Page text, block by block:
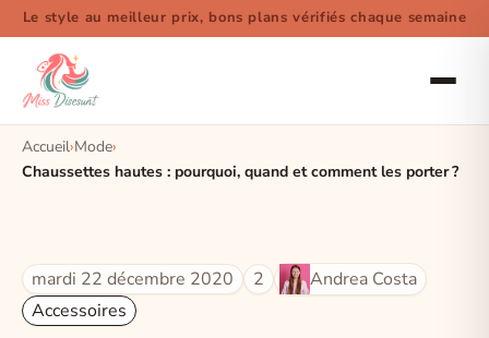
Le style au meilleur prix, bons plans vérifiés chaque semaine
Accueil Mode
Chaussettes hautes : pourquoi, quand et comment les porter ?
mardi 22 décembre 2020 2
Andrea Costa
Accessoires